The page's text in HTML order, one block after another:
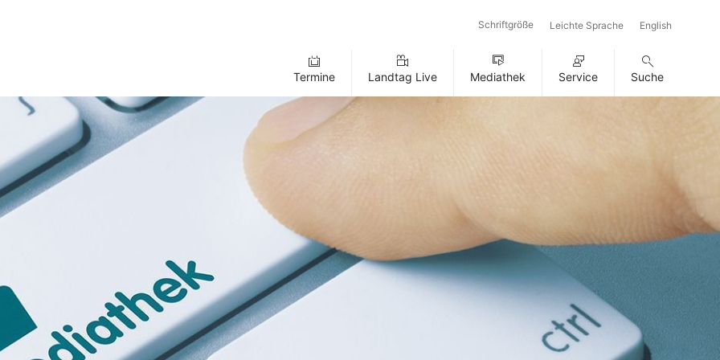
Schriftgröße Leichte Sprache English
Termine Landtag Live Mediathek Service Suche